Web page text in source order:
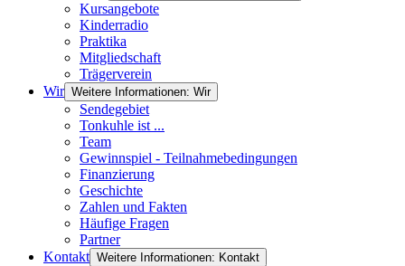
Kursangebote
Kinderradio
Praktika
Mitgliedschaft
Trägerverein
Wir Weitere Informationen: Wir
Sendegebiet
Tonkuhle ist ...
Team
Gewinnspiel - Teilnahmebedingungen
Finanzierung
Geschichte
Zahlen und Fakten
Häufige Fragen
Partner
Kontakt Weitere Informationen: Kontakt